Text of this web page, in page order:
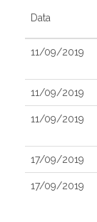
Data
11/09/2019
11/09/2019
11/09/2019
17/09/2019
17/09/2019